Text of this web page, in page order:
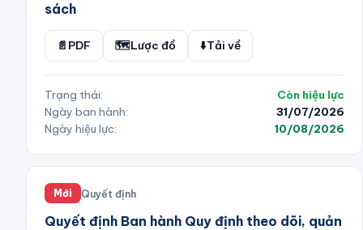
sách
📄 PDF 🗺️Lược đồ ⬇️Tải về
Trạng thái:
Còn hiệu lực
Ngày ban hành:
31/07/2026
Ngày hiệu lực:
10/08/2026
Mới Quyết định
Quyết định Ban hành Quy định theo dõi, quản